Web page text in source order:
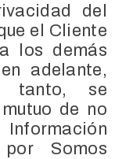
del
el Cliente
los demás
adelante,
tanto, se
de no
Somos